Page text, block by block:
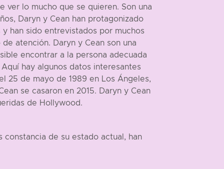
ver lo mucho que se quieren. Son una
Daryn y Cean han protagonizado
han sido entrevistados por muchos
atención. Daryn y Cean son una
encontrar a la persona adecuada
hay algunos datos interesantes
25 de mayo de 1989 en Los Ángeles,
se casaron en 2015. Daryn y Cean
de Hollywood.
de su estado actual, han